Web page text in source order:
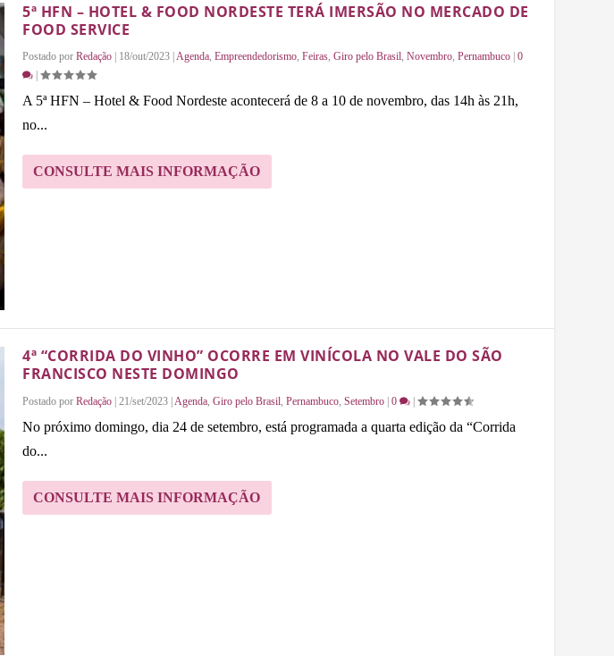
5ª HFN – HOTEL & FOOD NORDESTE TERÁ IMERSÃO NO MERCADO DE
FOOD SERVICE
Postado por Redação | 18/out/2023 | Agenda Empreendedorismo Feiras Giro pelo Brasil Novembro Pernambuco | 0
|
A 5ª HFN – Hotel & Food Nordeste acontecerá de 8 a 10 de novembro, das 14h às 21h,
no...
CONSULTE MAIS INFORMAÇÃO
4ª “CORRIDA DO VINHO” OCORRE EM VINÍCOLA NO VALE DO SÃO
FRANCISCO NESTE DOMINGO
Postado por Redação 21/set/2023 Agenda, Giro pelo Brasil, Pernambuco, Setembro 0
No próximo domingo, dia 24 de setembro, está programada a quarta edição da “Corrida
do...
CONSULTE MAIS INFORMAÇÃO